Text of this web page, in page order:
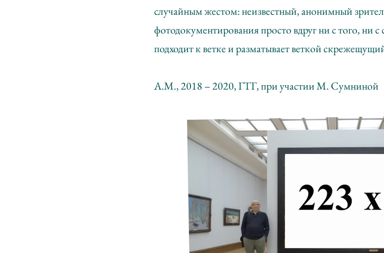
случайным жестом: неизвестный, анонимный
фотодокументирования просто вдруг ни с того, ни
подходит к ветке и разматывает веткой
А.М., 2018 – 2020, ГТГ,при участии М. Сумниной